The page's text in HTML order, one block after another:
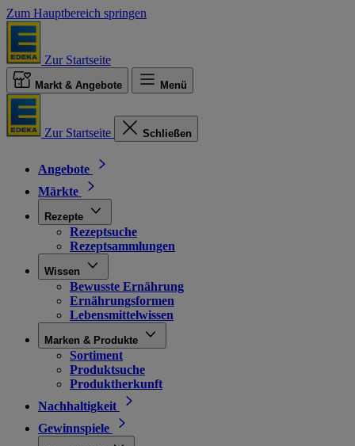
Zum Hauptbereich springen
Zur Startseite
Markt & Angebote Menü
Zur Startseite Schließen
Angebote
Märkte
Rezepte
Rezeptsuche
Rezeptsammlungen
Wissen
Bewusste Ernährung
Ernährungsformen
Lebensmittelwissen
Marken & Produkte
Sortiment
Produktsuche
Produktherkunft
Nachhaltigkeit
Gewinnspiele